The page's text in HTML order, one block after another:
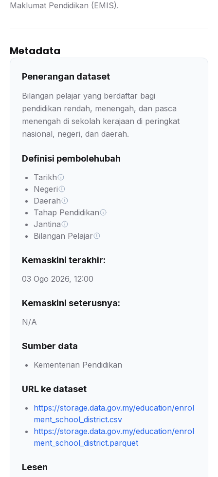
Maklumat Pendidikan (EMIS).
Metadata
Penerangan dataset
Bilangan pelajar yang berdaftar bagi
pendidikan rendah, menengah, dan pasca
menengah di sekolah kerajaan di peringkat
nasional, negeri, dan daerah.
Definisi pembolehubah
Tarikh
Negeri
Daerah
Tahap Pendidikan
Jantina
Bilangan Pelajar
Kemaskini terakhir:
03 Ogo 2026, 12:00
Kemaskini seterusnya:
N/A
Sumber data
Kementerian Pendidikan
URL ke dataset
https://storage.data.gov.my/education/enrol
ment_school_district.csv
https://storage.data.gov.my/education/enrol
ment_school_district.parquet
Lesen